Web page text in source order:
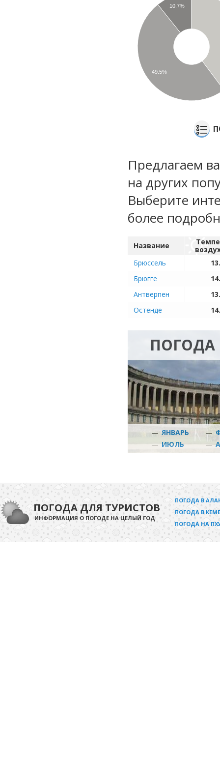
10.7%
49.5%
Предлагаем
на других
Выберите
более
Название
Брюссель
Брюгге
Антверпен
Остенде
ПОГОДА
— ЯНВАРЬ —
— ИЮЛЬ —
ПОГОДА ДЛЯ ТУРИСТОВ
ИНФОРМАЦИЯ О ПОГОДЕ НА ЦЕЛЫЙ ГОД
ПОГОДА В
ПОГОДА В
ПОГОДА НА